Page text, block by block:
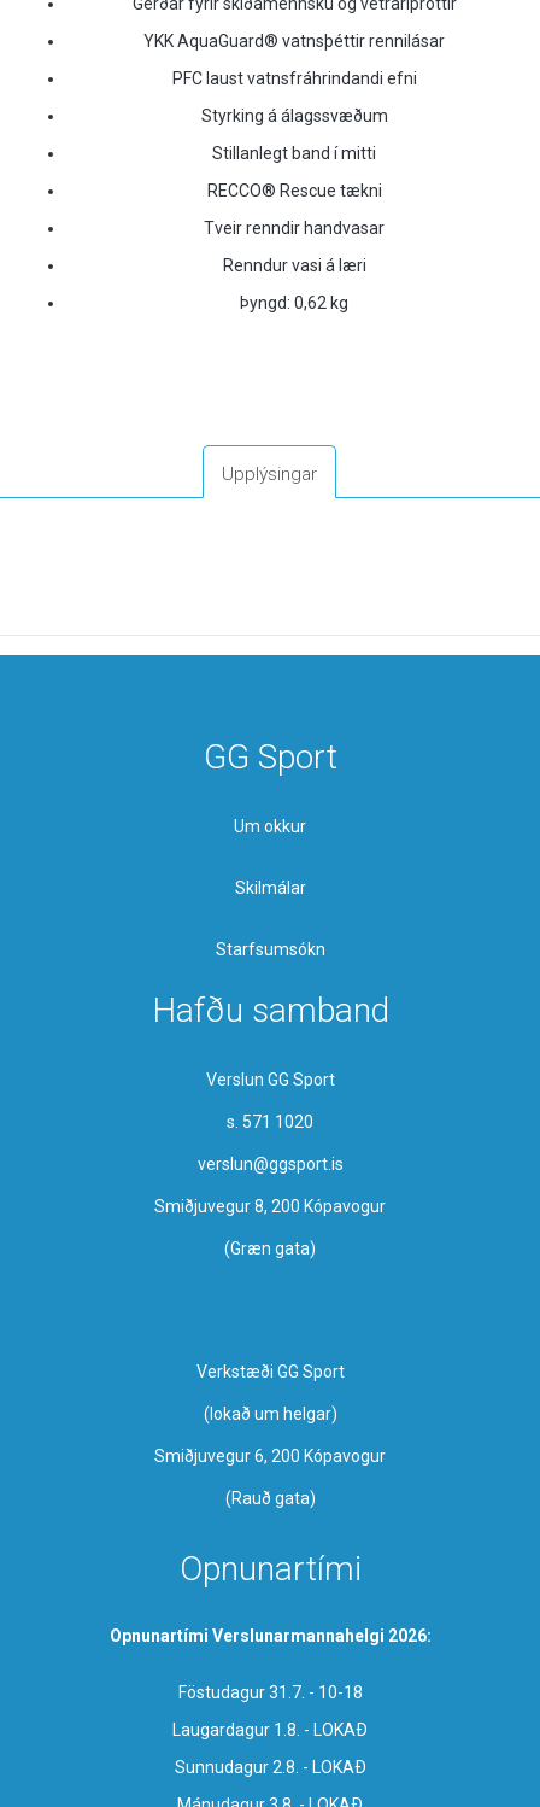
YKK AquaGuard® vatnsþéttir rennilásar
PFC laust vatnsfráhrindandi efni
Styrking á álagssvæðum
Stillanlegt band í mitti
RECCO® Rescue tækni
Tveir renndir handvasar
Renndur vasi á læri
Þyngd: 0,62 kg
Upplýsingar
GG Sport
Um okkur
Skilmálar
Starfsumsókn
Hafðu samband
Verslun GG Sport
s. 571 1020
verslun@ggsport.is
Smiðjuvegur 8, 200 Kópavogur
(Græn gata)
Verkstæði GG Sport
​(lokað um helgar)
Smiðjuvegur 6, 200 Kópavogur
(Rauð gata)
Opnunartími
Opnunartími Verslunarmannahelgi 2026:
Föstudagur 31.7. - 10-18
Laugardagur 1.8. - LOKAÐ
Sunnudagur 2.8. - LOKAÐ